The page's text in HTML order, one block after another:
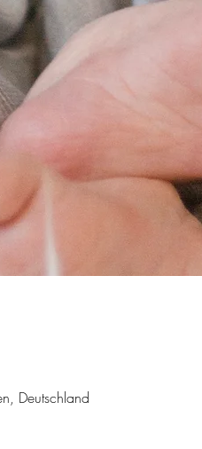
Deutschland